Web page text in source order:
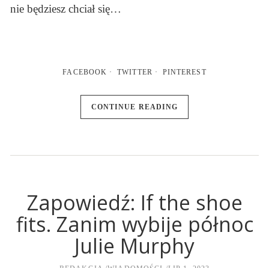
nie będziesz chciał się…
FACEBOOK TWITTER PINTEREST
CONTINUE READING
Zapowiedź: If the shoe
fits. Zanim wybije północ
Julie Murphy